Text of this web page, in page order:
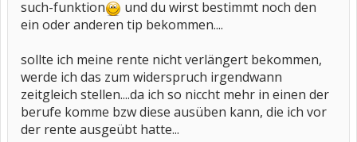
such-funktion
und du wirst bestimmt noch den
ein oder anderen tip bekommen....
sollte ich meine rente nicht verlängert bekommen,
werde ich das zum widerspruch irgendwann
zeitgleich stellen....da ich so niccht mehr in einen der
berufe komme bzw diese ausüben kann, die ich vor
der rente ausgeübt hatte...